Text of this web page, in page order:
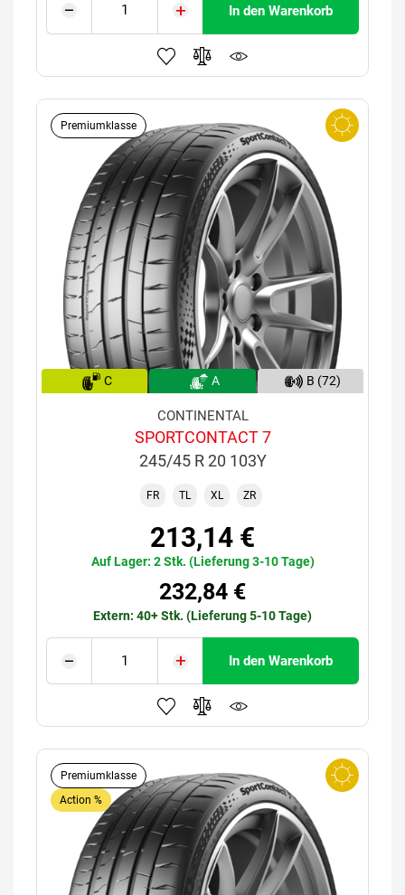
In den Warenkorb
Premiumklasse
C A B (72)
CONTINENTAL
SPORTCONTACT 7
245/45 R 20 103Y
FR TL XL ZR
213,14 €
Auf Lager: 2 Stk. (Lieferung 3-10 Tage)
232,84 €
Extern: 40+ Stk. (Lieferung 5-10 Tage)
In den Warenkorb
Premiumklasse
Action %